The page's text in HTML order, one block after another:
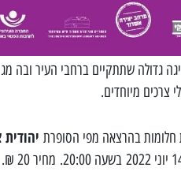
שתתקיים ברחבי העיר ובה
צרכים מיוחדים.
חלומות בהרצאה מפי הסופרת יהודית